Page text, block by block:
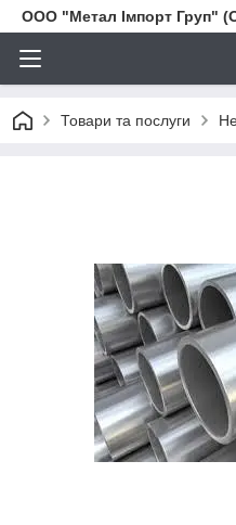
ООО "Метал Імпорт Груп"
Товари та послуги